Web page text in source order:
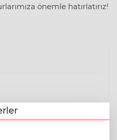
önemle hatırlatırız!